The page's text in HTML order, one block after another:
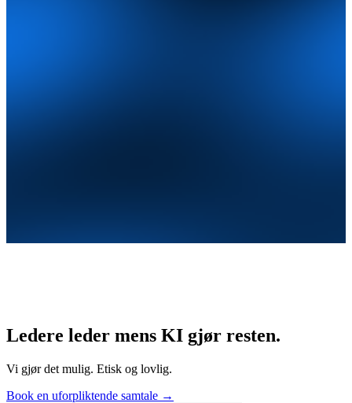
Ledere leder mens KI gjør resten.
Vi gjør det mulig. Etisk og lovlig.
Book en uforpliktende samtale →